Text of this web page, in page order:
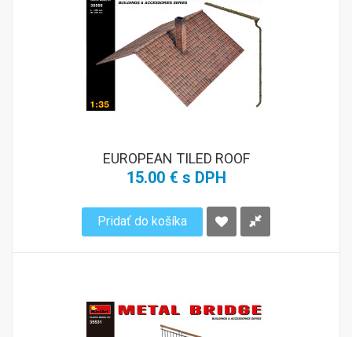
EUROPEAN TILED ROOF
15.00 € s DPH
Pridať do košíka